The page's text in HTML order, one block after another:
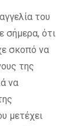
του
σήμερα, ότι
σκοπό να
της
να
μετέχει